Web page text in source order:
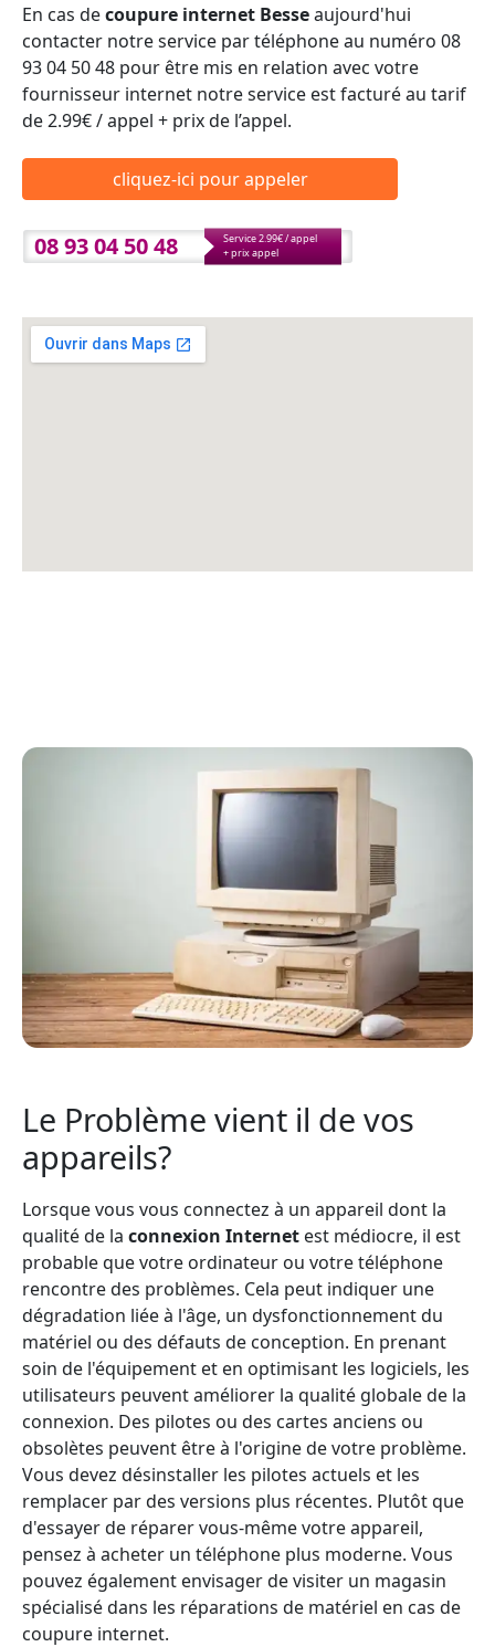
En cas decoupure internet Besseaujourd'hui
contacter notre service par téléphone au numéro 08
93 04 50 48 pour être mis en relation avec votre
fournisseur internet notre service est facturé au tarif
de 2.99€ / appel + prix de l’appel.
cliquez-ici pour appeler
08 93 04 50 48
Service 2.99€ / appel
+ prix appel
Le Problème vient il de vos
appareils?
Lorsque vous vous connectez à un appareil dont la
qualité de la connexion Internet est médiocre, il est
probable que votre ordinateur ou votre téléphone
rencontre des problèmes. Cela peut indiquer une
dégradation liée à l'âge, un dysfonctionnement du
matériel ou des défauts de conception. En prenant
soin de l'équipement et en optimisant les logiciels, les
utilisateurs peuvent améliorer la qualité globale de la
connexion. Des pilotes ou des cartes anciens ou
obsolètes peuvent être à l'origine de votre problème.
Vous devez désinstaller les pilotes actuels et les
remplacer par des versions plus récentes. Plutôt que
d'essayer de réparer vous-même votre appareil,
pensez à acheter un téléphone plus moderne. Vous
pouvez également envisager de visiter un magasin
spécialisé dans les réparations de matériel en cas de
coupure internet.